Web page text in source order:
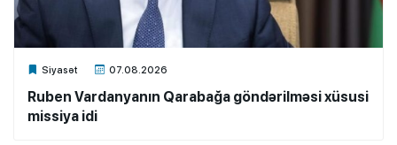
Siyasət 07.08.2026
Xalq.Online
Ruben Vardanyanın Qarabağa göndərilməsi xüsusi
missiya idi